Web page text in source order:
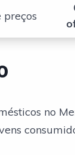
no